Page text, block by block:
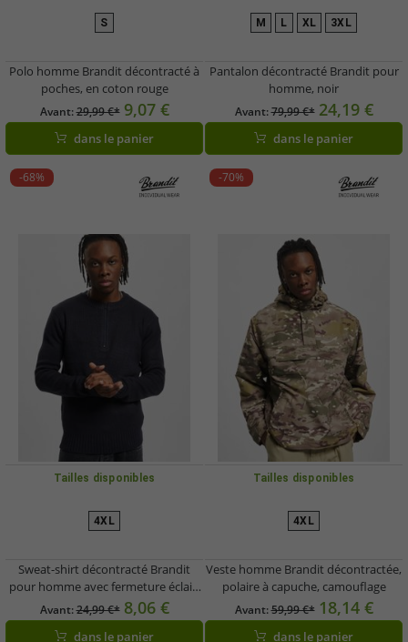
S
Polo homme Brandit décontracté à
poches, en coton rouge
Avant:29,99 €* 9,07 €
dans le panier
M L XL 3XL
Pantalon décontracté Brandit pour
homme, noir
Avant:79,99 €* 24,19 €
dans le panier
-68%
Tailles disponibles
4XL
Sweat-shirt décontracté Brandit
pour homme avec fermeture éclair,
bleu marine
Avant:24,99 €* 8,06 €
dans le panier
-70%
Tailles disponibles
4XL
Veste homme Brandit décontractée,
polaire à capuche, camouflage
Avant:59,99 €* 18,14 €
dans le panier